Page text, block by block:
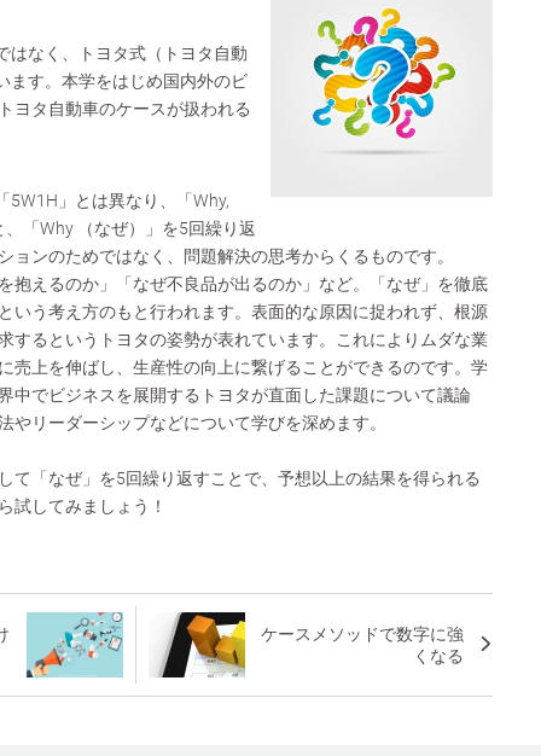
はなく、トヨタ式（トヨタ自動
ます。本学をはじめ国内外のビ
ヨタ自動車のケースが扱われる
5W1H」とは異なり、「Why,
、「Why （なぜ）」を5回繰り返
ョンのためではなく、問題解決の思考からくるものです。
抱えるのか」「なぜ不良品が出るのか」など。「なぜ」を徹底
いう考え方のもと行われます。表面的な原因に捉われず、根源
するというトヨタの姿勢が表れています。これによりムダな業
売上を伸ばし、生産性の向上に繋げることができるのです。学
中でビジネスを展開するトヨタが直面した課題について議論
やリーダーシップなどについて学びを深めます。
て「なぜ」を5回繰り返すことで、予想以上の結果を得られる
試してみましょう！
ケースメソッドで数字に強
くなる